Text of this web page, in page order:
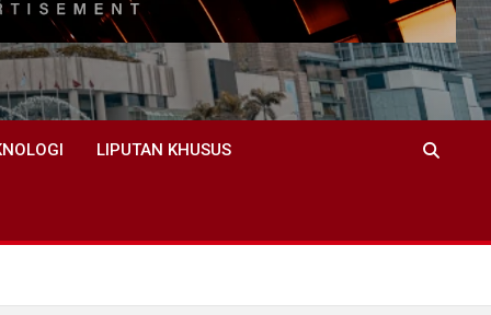
LIPUTAN KHUSUS